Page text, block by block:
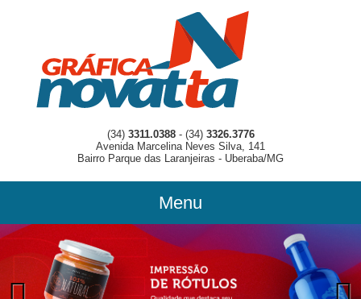
(34) 3311.0388- (34) 3326.3776
Avenida Marcelina Neves Silva, 141
Bairro Parque das Laranjeiras - Uberaba/MG
Menu